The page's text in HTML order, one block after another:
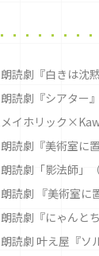
朗読劇『白きは沈
朗読劇『シアター
メイホリック
朗読劇『美術室に
朗読劇「影法師」（
朗読劇 『美術室に
朗読劇『にゃんと
朗読劇 叶え屋『ソ